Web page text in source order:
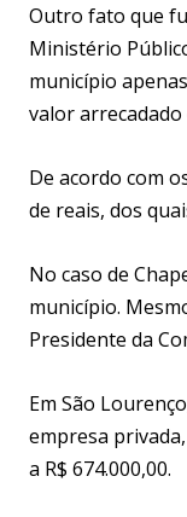
Outro fato que
Ministério
município
valor
De acordo com
de reais, dos
No caso de
município.
Presidente da
Em São
empresa
a R$ 674.000,00.